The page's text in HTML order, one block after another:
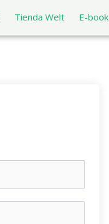
Tienda Welt E-book